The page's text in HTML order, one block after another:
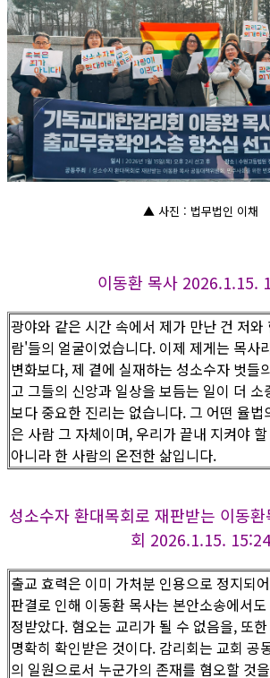
▲ 사진 : 법무법인 이채
이동환 목사 2026.1.15.
광야와 같은 시간 속에서 제가 만난 건 저
람'들의 얼굴이었습니다. 이제 제게는 목사
변화보다, 제 곁에 실재하는 성소수자 벗들
고 그들의 신앙과 일상을 보듬는 일이 더
보다 중요한 진리는 없습니다. 그 어떤 율법
은 사람 그 자체이며, 우리가 끝내 지켜야
아니라 한 사람의 온전한 삶입니다.
성소수자 환대목회로 재판받는 이동
회 2026.1.15. 15:24
출교 효력은 이미 가처분 인용으로 정지되
판결로 인해 이동환 목사는 본안소송에서
정받았다. 혐오는 교리가 될 수 없음을, 또
명확히 확인받은 것이다. 감리회는 교회 공
의 일원으로서 누군가의 존재를 혐오할 것